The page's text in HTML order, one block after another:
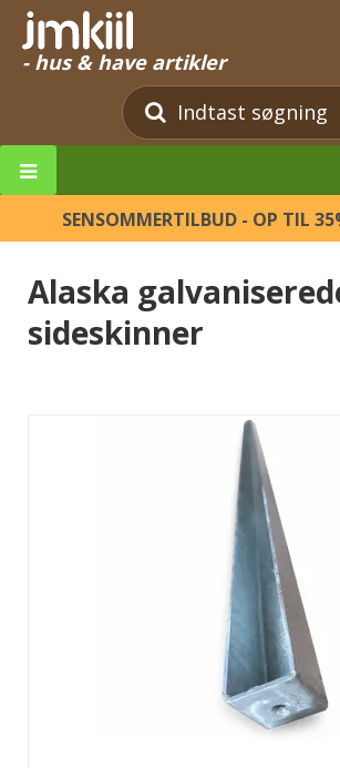
- hus & have artikler
SENSOMMERTILBUD - OP TIL
Alaska
sideskinner